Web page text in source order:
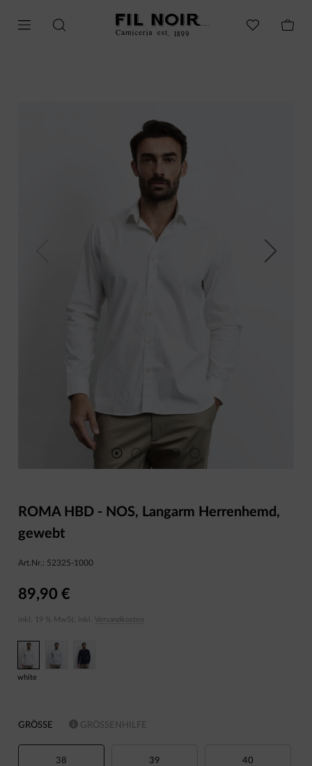
Next
ROMA HBD - NOS, Langarm Herrenhemd,
gewebt
Art.Nr.: 52325-1000
89,90 €
inkl. 19 % MwSt. inkl. Versandkosten
white
GRÖSSE GRÖSSENHILFE
38 39 40